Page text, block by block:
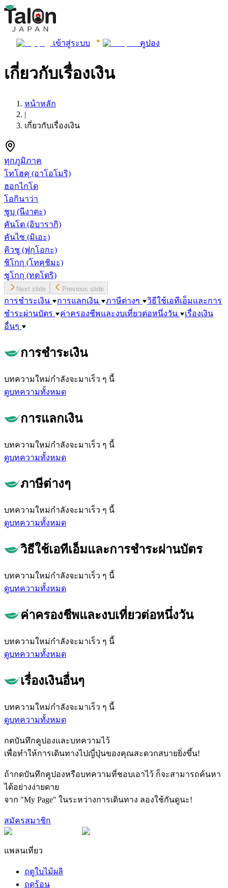
เข้าสู่ระบบ คูปอง
เกี่ยวกับเรื่องเงิน
หน้าหลัก
|
เกี่ยวกับเรื่องเงิน
ทุกภูมิภาค
โทโฮคุ (อาโอโมริ)
ฮอกไกโด
โอกินาว่า
ชูบุ (นีงาตะ)
คันโต (อิบารากิ)
คันไซ (มิเอะ)
คิวชู (ฟุกุโอกะ)
ชิโกกุ (โทคุชิมะ)
ชูโกกุ (ทตโตริ)
Next slide Previous slide
การชำระเงิน การแลกเงิน ภาษีต่างๆ
วิธีใช้เอทีเอ็มและการ
ชำระผ่านบัตร
ค่าครองชีพและงบเที่ยวต่อหนึ่งวัน
เรื่องเงิน
อื่นๆ
การชำระเงิน
บทความใหม่กำลังจะมาเร็ว ๆ นี้
ดูบทความทั้งหมด
การแลกเงิน
บทความใหม่กำลังจะมาเร็ว ๆ นี้
ดูบทความทั้งหมด
ภาษีต่างๆ
บทความใหม่กำลังจะมาเร็ว ๆ นี้
ดูบทความทั้งหมด
วิธีใช้เอทีเอ็มและการชำระผ่านบัตร
บทความใหม่กำลังจะมาเร็ว ๆ นี้
ดูบทความทั้งหมด
ค่าครองชีพและงบเที่ยวต่อหนึ่งวัน
บทความใหม่กำลังจะมาเร็ว ๆ นี้
ดูบทความทั้งหมด
เรื่องเงินอื่นๆ
บทความใหม่กำลังจะมาเร็ว ๆ นี้
ดูบทความทั้งหมด
กดบันทึกคูปองและบทความไว้
เพื่อทำให้การเดินทางไปญี่ปุ่นของคุณสะดวกสบายยิ่งขึ้น!
ถ้ากดบันทึกคูปองหรือบทความที่ชอบเอาไว้ ก็จะสามารถค้นหา
ได้อย่างง่ายดาย
จาก "My Page" ในระหว่างการเดินทาง ลองใช้กันดูนะ!
สมัครสมาชิก
แพลนเที่ยว
ฤดูใบไม้ผลิ
ฤดูร้อน